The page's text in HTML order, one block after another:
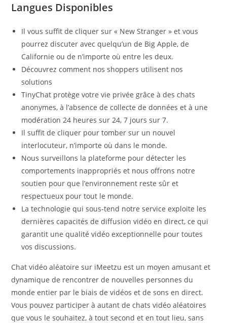
Langues Disponibles
Il vous suffit de cliquer sur « New Stranger » et vous
pourrez discuter avec quelqu’un de Big Apple, de
Californie ou de n’importe où entre les deux.
Découvrez comment nos shoppers utilisent nos
solutions
TinyChat protège votre vie privée grâce à des chats
anonymes, à l’absence de collecte de données et à une
modération 24 heures sur 24, 7 jours sur 7.
Il suffit de cliquer pour tomber sur un nouvel
interlocuteur, n’importe où dans le monde.
Nous surveillons la plateforme pour détecter les
comportements inappropriés et nous offrons notre
soutien pour que l’environnement reste sûr et
respectueux pour tout le monde.
La technologie qui sous-tend notre service exploite les
dernières capacités de diffusion vidéo en direct, ce qui
garantit une qualité vidéo exceptionnelle pour toutes
vos discussions.
Chat vidéo aléatoire sur iMeetzu est un moyen amusant et
dynamique de rencontrer de nouvelles personnes du
monde entier par le biais de vidéos et de sons en direct.
Vous pouvez participer à autant de chats vidéo aléatoires
que vous le souhaitez, à tout second et en tout lieu, sans